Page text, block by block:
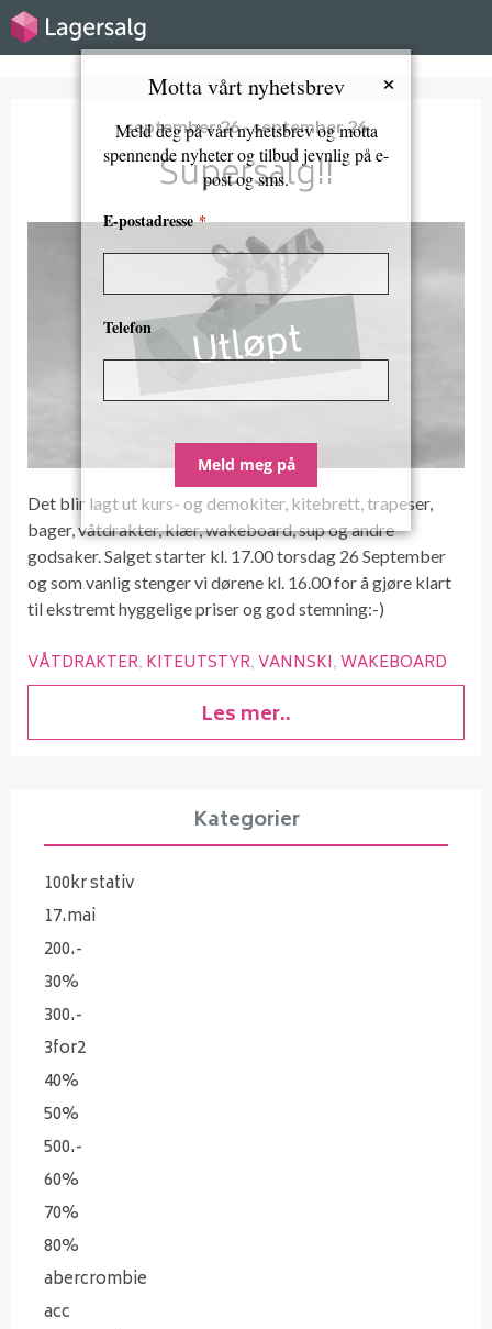
september 26 - september 26
Supersalg!!
Utløpt
Det blir lagt ut kurs- og demokiter, kitebrett, trapeser,
bager, våtdrakter, klær, wakeboard, sup og andre
godsaker. Salget starter kl. 17.00 torsdag 26 September
og som vanlig stenger vi dørene kl. 16.00 for å gjøre klart
til ekstremt hyggelige priser og god stemning:-)
VÅTDRAKTER KITEUTSTYR VANNSKI WAKEBOARD
Les mer..
Kategorier
100kr stativ
17.mai
200.-
30%
300.-
3for2
40%
50%
500.-
60%
70%
80%
abercrombie
acc
×
Motta vårt nyhetsbrev
Meld deg på vårt nyhetsbrev og motta
spennende nyheter og tilbud jevnlig på e-
post og sms.
E-postadresse*
Telefon